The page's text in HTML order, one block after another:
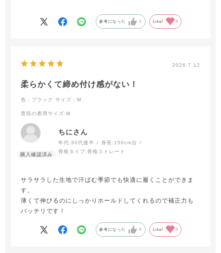
いる日にはこちらのガードルを着用しています。
参考になった 1 Like! 0
2026.7.12
柔らかくて締め付け感がない！
色：ブラック サイズ：M
普段の着用サイズ :M
ちにさん
年代:30代後半 身長: 150cm台
骨格タイプ:骨格ストレート
サラサラした生地で汗ばむ季節でも快適に履くことができま
す。
薄くて伸びるのにしっかりホールドしてくれるので補正力も
バッチリです！
参考になった 0 Like! 0